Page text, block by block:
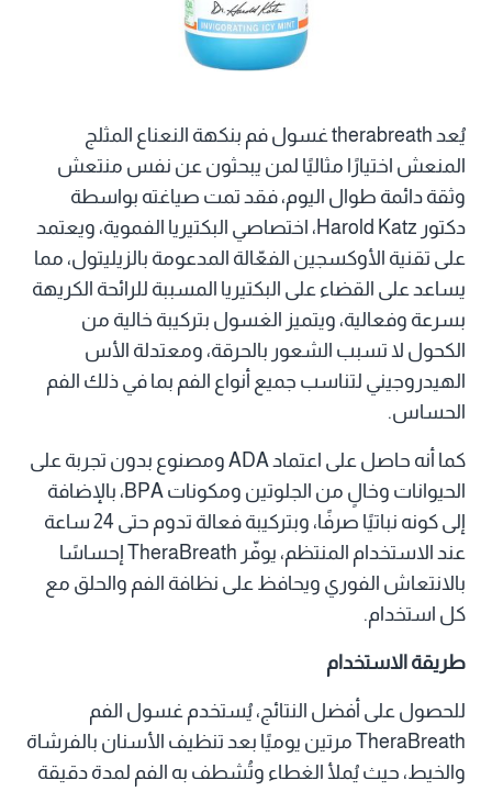
يُعد therabreath غسول فم بنكهة النعناع المثلج
المنعش اختيارًا مثاليًا لمن يبحثون عن نفس منتعش
وثقة دائمة طوال اليوم، فقد تمت صياغته بواسطة
دكتور Harold Katz، اختصاصي البكتيريا الفموية، ويعتمد
على تقنية الأوكسجين الفعّالة المدعومة بالزيليتول، مما
يساعد على القضاء على البكتيريا المسببة للرائحة الكريهة
بسرعة وفعالية، ويتميز الغسول بتركيبة خالية من
الكحول لا تسبب الشعور بالحرقة، ومعتدلة الأس
الهيدروجيني لتناسب جميع أنواع الفم بما في ذلك الفم
الحساس.
كما أنه حاصل على اعتماد ADA ومصنوع بدون تجربة على
الحيوانات وخالٍ من الجلوتين ومكونات BPA، بالإضافة
إلى كونه نباتيًا صرفًا، وبتركيبة فعالة تدوم حتى 24 ساعة
عند الاستخدام المنتظم، يوفّر TheraBreath إحساسًا
بالانتعاش الفوري ويحافظ على نظافة الفم والحلق مع
كل استخدام.
طريقة الاستخدام
للحصول على أفضل النتائج، يُستخدم غسول الفم
TheraBreath مرتين يوميًا بعد تنظيف الأسنان بالفرشاة
والخيط، حيث يُملأ الغطاء وتُشطف به الفم لمدة دقيقة